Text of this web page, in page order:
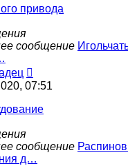
сообщению
привода
сообщение
к
сообщению
07:51
сообщение
д…